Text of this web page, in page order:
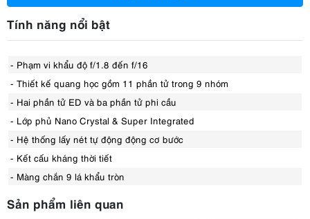
Tính năng nổi bật
- Phạm vi khẩu độ f/1.8 đến f/16
- Thiết kế quang học gồm 11 phần tử trong 9 nhóm
- Hai phần tử ED và ba phần tử phi cầu
- Lớp phủ Nano Crystal & Super Integrated
- Hệ thống lấy nét tự động động cơ bước
- Kết cấu kháng thời tiết
- Màng chắn 9 lá khẩu tròn
Sản phẩm liên quan